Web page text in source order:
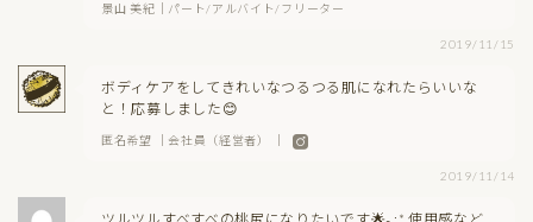
景山 美紀｜パート/アルバイト/フリーター
2019/11/15
ボディケアをしてきれいなつるつる肌になれたらいいな
と！応募しました😊
匿名希望 ｜会社員（経営者） ｜
2019/11/14